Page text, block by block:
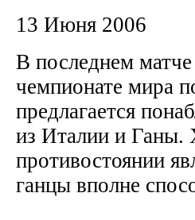
13 Июня 2006
В последнем матче
чемпионате мира
предлагается
из Италии и Ганы.
противостоянии
ганцы вполне